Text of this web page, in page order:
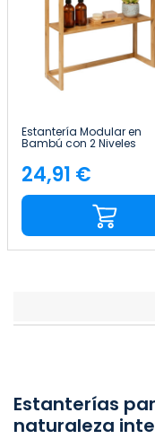
Estantería Modular en
Bambú con 2 Niveles
Home
Precio
24,91 €
Estanterías
naturaleza